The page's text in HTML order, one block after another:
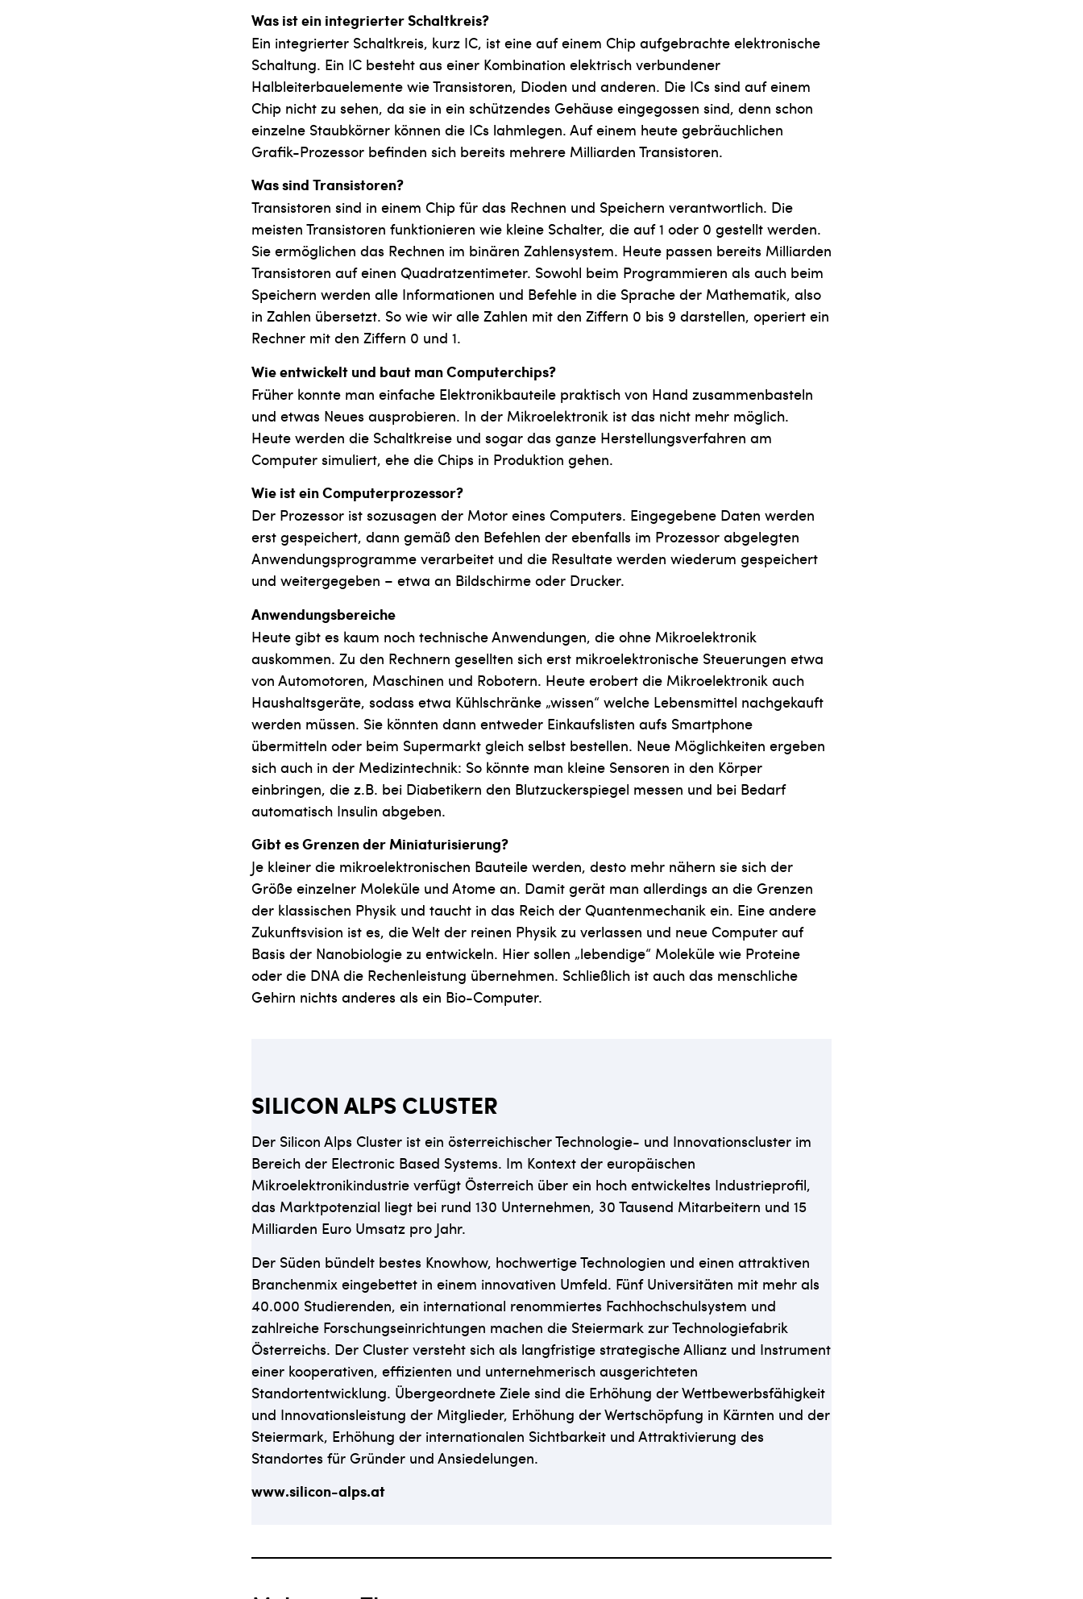
Was ist ein integrierter Schaltkreis?
Ein integrierter Schaltkreis, kurz IC, ist eine auf einem Chip aufgebrachte elektronische
Schaltung. Ein IC besteht aus einer Kombination elektrisch verbundener
Halbleiterbauelemente wie Transistoren, Dioden und anderen. Die ICs sind auf einem
Chip nicht zu sehen, da sie in ein schützendes Gehäuse eingegossen sind, denn schon
einzelne Staubkörner können die ICs lahmlegen. Auf einem heute gebräuchlichen
Grafik-Prozessor befinden sich bereits mehrere Milliarden Transistoren.
Was sind Transistoren?
Transistoren sind in einem Chip für das Rechnen und Speichern verantwortlich. Die
meisten Transistoren funktionieren wie kleine Schalter, die auf 1 oder 0 gestellt werden.
Sie ermöglichen das Rechnen im binären Zahlensystem. Heute passen bereits Milliarden
Transistoren auf einen Quadratzentimeter. Sowohl beim Programmieren als auch beim
Speichern werden alle Informationen und Befehle in die Sprache der Mathematik, also
in Zahlen übersetzt. So wie wir alle Zahlen mit den Ziffern 0 bis 9 darstellen, operiert ein
Rechner mit den Ziffern 0 und 1.
Wie entwickelt und baut man Computerchips?
Früher konnte man einfache Elektronikbauteile praktisch von Hand zusammenbasteln
und etwas Neues ausprobieren. In der Mikroelektronik ist das nicht mehr möglich.
Heute werden die Schaltkreise und sogar das ganze Herstellungsverfahren am
Computer simuliert, ehe die Chips in Produktion gehen.
Wie ist ein Computerprozessor?
Der Prozessor ist sozusagen der Motor eines Computers. Eingegebene Daten werden
erst gespeichert, dann gemäß den Befehlen der ebenfalls im Prozessor abgelegten
Anwendungsprogramme verarbeitet und die Resultate werden wiederum gespeichert
und weitergegeben – etwa an Bildschirme oder Drucker.
Anwendungsbereiche
Heute gibt es kaum noch technische Anwendungen, die ohne Mikroelektronik
auskommen. Zu den Rechnern gesellten sich erst mikroelektronische Steuerungen etwa
von Automotoren, Maschinen und Robotern. Heute erobert die Mikroelektronik auch
Haushaltsgeräte, sodass etwa Kühlschränke „wissen“ welche Lebensmittel nachgekauft
werden müssen. Sie könnten dann entweder Einkaufslisten aufs Smartphone
übermitteln oder beim Supermarkt gleich selbst bestellen. Neue Möglichkeiten ergeben
sich auch in der Medizintechnik: So könnte man kleine Sensoren in den Körper
einbringen, die z.B. bei Diabetikern den Blutzuckerspiegel messen und bei Bedarf
automatisch Insulin abgeben.
Gibt es Grenzen der Miniaturisierung?
Je kleiner die mikroelektronischen Bauteile werden, desto mehr nähern sie sich der
Größe einzelner Moleküle und Atome an. Damit gerät man allerdings an die Grenzen
der klassischen Physik und taucht in das Reich der Quantenmechanik ein. Eine andere
Zukunftsvision ist es, die Welt der reinen Physik zu verlassen und neue Computer auf
Basis der Nanobiologie zu entwickeln. Hier sollen „lebendige“ Moleküle wie Proteine
oder die DNA die Rechenleistung übernehmen. Schließlich ist auch das menschliche
Gehirn nichts anderes als ein Bio-Computer.
SILICON ALPS CLUSTER
Der Silicon Alps Cluster ist ein österreichischer Technologie- und Innovationscluster im
Bereich der Electronic Based Systems. Im Kontext der europäischen
Mikroelektronikindustrie verfügt Österreich über ein hoch entwickeltes Industrieprofil,
das Marktpotenzial liegt bei rund 130 Unternehmen, 30 Tausend Mitarbeitern und 15
Milliarden Euro Umsatz pro Jahr.
Der Süden bündelt bestes Knowhow, hochwertige Technologien und einen attraktiven
Branchenmix eingebettet in einem innovativen Umfeld. Fünf Universitäten mit mehr als
40.000 Studierenden, ein international renommiertes Fachhochschulsystem und
zahlreiche Forschungseinrichtungen machen die Steiermark zur Technologiefabrik
Österreichs. Der Cluster versteht sich als langfristige strategische Allianz und Instrument
einer kooperativen, effizienten und unternehmerisch ausgerichteten
Standortentwicklung. Übergeordnete Ziele sind die Erhöhung der Wettbewerbsfähigkeit
und Innovationsleistung der Mitglieder, Erhöhung der Wertschöpfung in Kärnten und der
Steiermark, Erhöhung der internationalen Sichtbarkeit und Attraktivierung des
Standortes für Gründer und Ansiedelungen.
www.silicon-alps.at